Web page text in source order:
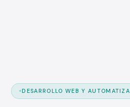
DESARROLLO WEB Y